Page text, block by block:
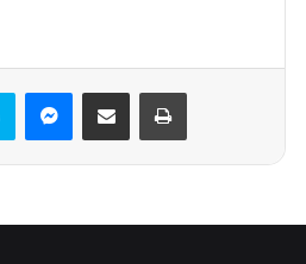
Skype Messenger
E-Posta ile paylaş Yazdır